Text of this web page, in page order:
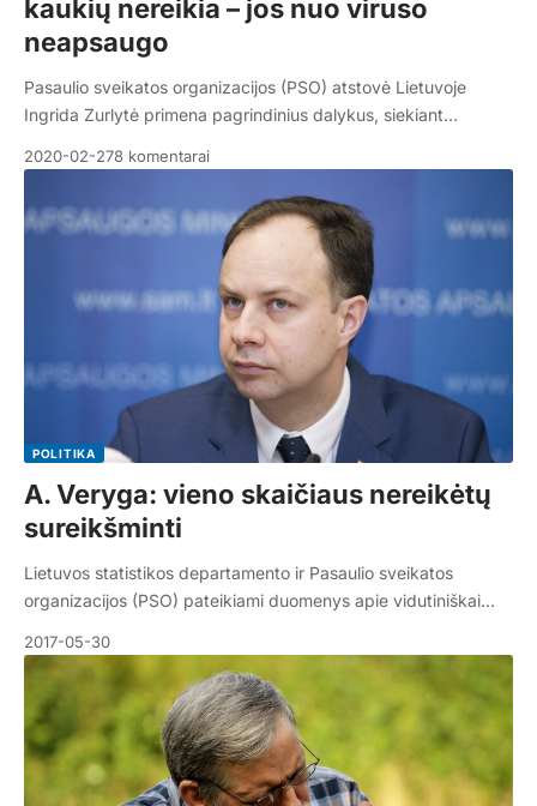
kaukių nereikia – jos nuo viruso
neapsaugo
Pasaulio sveikatos organizacijos (PSO) atstovė Lietuvoje
Ingrida Zurlytė primena pagrindinius dalykus, siekiant…
2020-02-278 komentarai
POLITIKA
A. Veryga: vieno skaičiaus nereikėtų
sureikšminti
Lietuvos statistikos departamento ir Pasaulio sveikatos
organizacijos (PSO) pateikiami duomenys apie vidutiniškai…
2017-05-30